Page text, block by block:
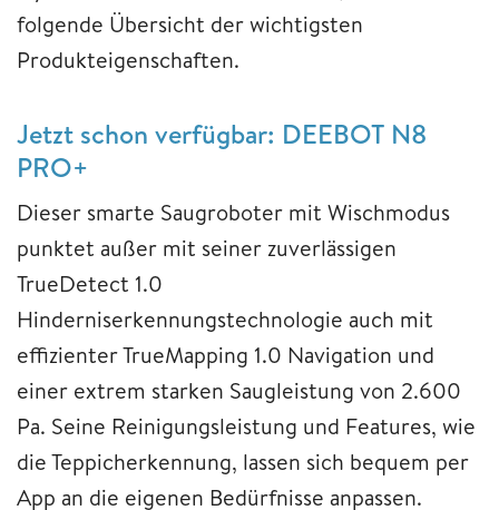
folgende Übersicht der wichtigsten
Produkteigenschaften.
Jetzt schon verfügbar: DEEBOT N8
PRO+
Dieser smarte Saugroboter mit Wischmodus
punktet außer mit seiner zuverlässigen
TrueDetect 1.0
Hinderniserkennungstechnologie auch mit
effizienter TrueMapping 1.0 Navigation und
einer extrem starken Saugleistung von 2.600
Pa. Seine Reinigungsleistung und Features, wie
die Teppicherkennung, lassen sich bequem per
App an die eigenen Bedürfnisse anpassen.